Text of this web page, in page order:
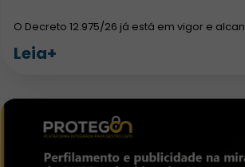
O Decreto 12.975/26 já está em vigor e
Leia+